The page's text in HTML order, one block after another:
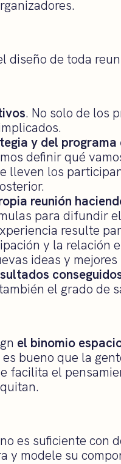
diseño de toda
. No solo de los
y del
definir qué
lleven los
reunión
para difundir
resulte
y la relación
ideas y
el grado de
el binomio
bueno que la
facilita el
es suficiente con
y modele su